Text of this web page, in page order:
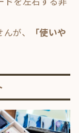
が、
「使いや